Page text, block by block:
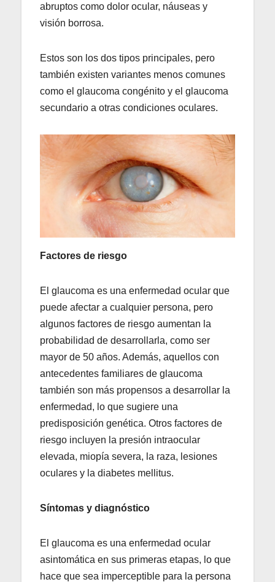
abruptos como dolor ocular, náuseas y
visión borrosa.
Estos son los dos tipos principales, pero
también existen variantes menos comunes
como el glaucoma congénito y el glaucoma
secundario a otras condiciones oculares.
Factores de riesgo
El glaucoma es una enfermedad ocular que
puede afectar a cualquier persona, pero
algunos factores de riesgo aumentan la
probabilidad de desarrollarla, como ser
mayor de 50 años. Además, aquellos con
antecedentes familiares de glaucoma
también son más propensos a desarrollar la
enfermedad, lo que sugiere una
predisposición genética. Otros factores de
riesgo incluyen la presión intraocular
elevada, miopía severa, la raza, lesiones
oculares y la diabetes mellitus.
Síntomas y diagnóstico
El glaucoma es una enfermedad ocular
asintomática en sus primeras etapas, lo que
hace que sea imperceptible para la persona